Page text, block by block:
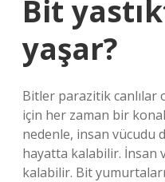
Bit
yaşar?
Bitler parazitik canlılar
için her zaman bir
nedenle, insan vücudu
hayatta kalabilir. İnsan
kalabilir. Bit